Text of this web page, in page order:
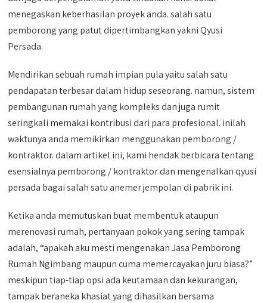
menegaskan keberhasilan proyek anda. salah satu
pemborong yang patut dipertimbangkan yakni Qyusi
Persada.
Mendirikan sebuah rumah impian pula yaitu salah satu
pendapatan terbesar dalam hidup seseorang. namun, sistem
pembangunan rumah yang kompleks dan juga rumit
seringkali memakai kontribusi dari para profesional. inilah
waktunya anda memikirkan menggunakan pemborong /
kontraktor. dalam artikel ini, kami hendak berbicara tentang
esensialnya pemborong / kontraktor dan mengenalkan qyusi
persada bagai salah satu anemer jempolan di pabrik ini.
Ketika anda memutuskan buat membentuk ataupun
merenovasi rumah, pertanyaan pokok yang sering tampak
adalah, “apakah aku mesti mengenakan Jasa Pemborong
Rumah Ngimbang maupun cuma memercayakan juru biasa?”
meskipun tiap-tiap opsi ada keutamaan dan kekurangan,
tampak beraneka khasiat yang dihasilkan bersama